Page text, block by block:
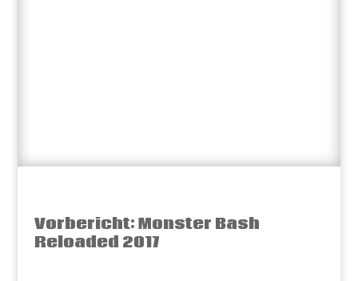
Vorbericht: Monster Bash
Reloaded 2017